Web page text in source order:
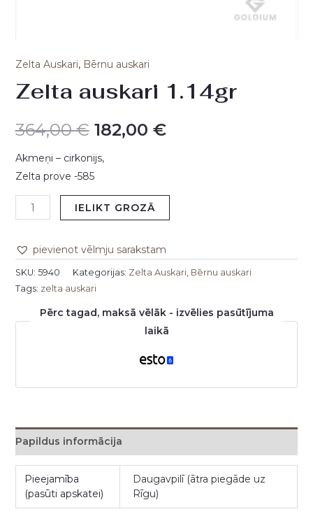
Zelta Auskari, Bērnu auskari
Zelta auskari 1.14gr
364,00€ 182,00 €
Akmeņi – cirkonijs,
Zelta prove -585
IELIKT GROZĀ
pievienot vēlmju sarakstam
SKU: 5940 Kategorijas: Zelta Auskari, Bērnu auskari
Tags: zelta auskari
Pērc tagad, maksā vēlāk - izvēlies pasūtījuma
laikā
Papildus informācija
Pieejamība
(pasūti apskatei)
Daugavpilī (ātra piegāde uz
Rīgu)